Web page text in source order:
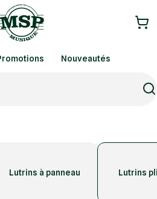
Nouveautés
Lutrins à panneau Lutrins